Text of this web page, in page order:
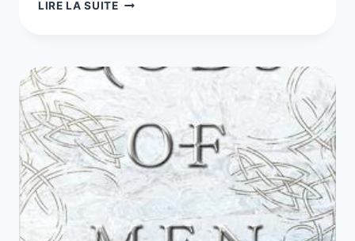
LIRE LA SUITE
HOLLY
BLACK,
LES
5
TOMES